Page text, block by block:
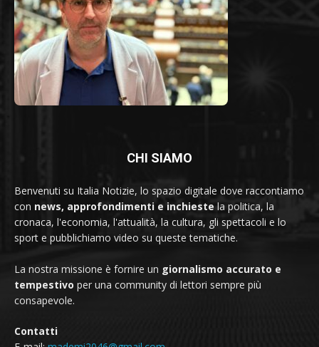
CHI SIAMO
Benvenuti su Italia Notizie, lo spazio digitale dove raccontiamo
con news, approfondimenti e inchieste la politica, la
cronaca, l'economia, l'attualità, la cultura, gli spettacoli e lo
sport e pubblichiamo video su queste tematiche.
La nostra missione è fornire un giornalismo accurato e
tempestivo per una community di lettori sempre più
consapevole.
Contatti